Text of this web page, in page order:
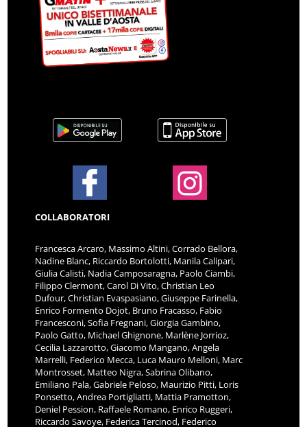
COLLABORATORI
Francesca Arcaro, Massimo Altini, Corrado Bellora,
Nadine Blanc, Riccardo Bortolotti, Manila Calipari,
Giulia Calisti, Nadia Camposaragna, Paolo Ciambi,
Filippo Clermont, Carol Di Vito, Christian Leo
Dufour, Christian Evaspasiano, Giuseppe Farinella,
Enrico Formento Dojot, Bruno Fracasso, Fabio
Francesconi, Sofia Fregnani, Giorgia Gambino,
Paolo Gatto, Michael Ghignone, Marlène Jorrioz,
Cecilia Lazzarotto, Giacomo Mangano, Angela
Marrelli, Federico Mecca, Luca Mauro Melloni, Marc
Montrosset, Matteo Nigra, Sabrina Olibano,
Emiliano Pala, Gabriele Peloso, Maurizio Pitti, Loris
Ponsetto, Andrea Portigliatti, Mattia Pramotton,
Deniel Pession, Raffaele Romano, Enrico Ruggeri,
Riccardo Savoye, Federica Tercinod, Federico